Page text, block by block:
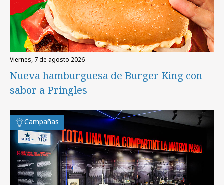
viernes, 7 de agosto 2026
Nueva hamburguesa de Burger King con
sabor a Pringles
Campañas